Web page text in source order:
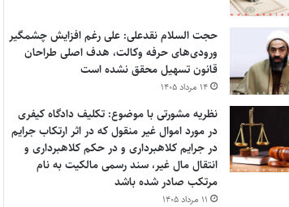
حجت السلام نقدعلی: علی رغم افزایش چشمگیر
ورودی‌های حرفه وکالت، هدف اصلی طراحان
قانون تسهیل محقق نشده است
۱۴ مرداد ۱۴۰۵
نظریه مشورتی با موضوع: تکلیف دادگاه کیفری
در مورد اموال غیر منقول که در اثر ارتکاب جرایم
در جرایم کلاهبرداری و در حکم کلاهبرداری و
انتقال مال غیر، سند رسمی مالکیت به نام
مرتکب صادر شده باشد
۱۱ مرداد ۱۴۰۵